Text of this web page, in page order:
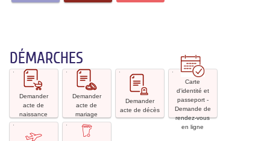
DÉMARCHES
Demander
naissance
Demander
acte de
naissance
Demander
mariage
Demander
acte de
mariage
Demander
décès
Demander
acte de décès
Carte
d'identité
passeport
Demande
Carte
d'identité et
passeport -
Demande de
rendez-vous
en ligne
Nuisance
Demander